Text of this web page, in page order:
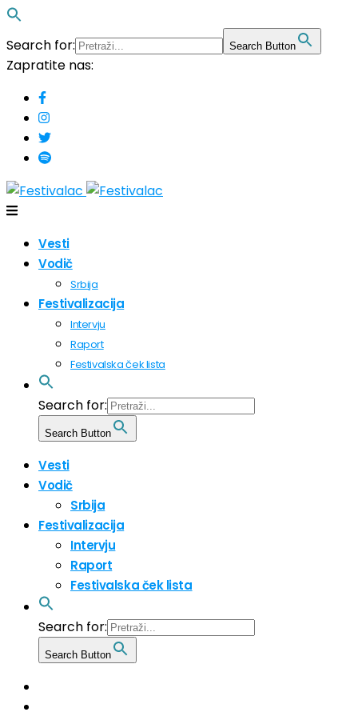
Search for: Search Button
Zapratite nas:
Vesti
Vodič
Srbija
Festivalizacija
Intervju
Raport
Festivalska ček lista
Search for:
Search Button
Vesti
Vodič
Srbija
Festivalizacija
Intervju
Raport
Festivalska ček lista
Search for:
Search Button